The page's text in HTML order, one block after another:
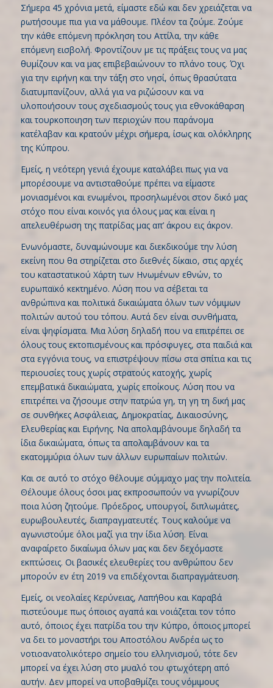
Σήμερα 45 χρόνια μετά, είμαστε εδώ και δεν χρειάζεται να
ρωτήσουμε πια για να μάθουμε. Πλέον τα ζούμε. Ζούμε
την κάθε επόμενη πρόκληση του Αττίλα, την κάθε
επόμενη εισβολή. Φροντίζουν με τις πράξεις τους να μας
θυμίζουν και να μας επιβεβαιώνουν το πλάνο τους. Όχι
για την ειρήνη και την τάξη στο νησί, όπως θρασύτατα
διατυμπανίζουν, αλλά για να ριζώσουν και να
υλοποιήσουν τους σχεδιασμούς τους για εθνοκάθαρση
και τουρκοποιηση των περιοχών που παράνομα
κατέλαβαν και κρατούν μέχρι σήμερα, ίσως και ολόκληρης
της Κύπρου.
Εμείς, η νεότερη γενιά έχουμε καταλάβει πως για να
μπορέσουμε να αντισταθούμε πρέπει να είμαστε
μονιασμένοι και ενωμένοι, προσηλωμένοι στον δικό μας
στόχο που είναι κοινός για όλους μας και είναι η
απελευθέρωση της πατρίδας μας απ’ άκρου εις άκρον.
Ενωνόμαστε, δυναμώνουμε και διεκδικούμε την λύση
εκείνη που θα στηρίζεται στο διεθνές δίκαιο, στις αρχές
του καταστατικού Χάρτη των Ηνωμένων εθνών, το
ευρωπαϊκό κεκτημένο. Λύση που να σέβεται τα
ανθρώπινα και πολιτικά δικαιώματα όλων των νόμιμων
πολιτών αυτού του τόπου. Αυτά δεν είναι συνθήματα,
είναι ψηφίσματα. Μια λύση δηλαδή που να επιτρέπει σε
όλους τους εκτοπισμένους και πρόσφυγες, στα παιδιά και
στα εγγόνια τους, να επιστρέψουν πίσω στα σπίτια και τις
περιουσίες τους χωρίς στρατούς κατοχής, χωρίς
επεμβατικά δικαιώματα, χωρίς εποίκους. Λύση που να
επιτρέπει να ζήσουμε στην πατρώα γη, τη γη τη δική μας
σε συνθήκες Ασφάλειας, Δημοκρατίας, Δικαιοσύνης,
Ελευθερίας και Ειρήνης. Να απολαμβάνουμε δηλαδή τα
ίδια δικαιώματα, όπως τα απολαμβάνουν και τα
εκατομμύρια όλων των άλλων ευρωπαίων πολιτών.
Και σε αυτό το στόχο θέλουμε σύμμαχο μας την πολιτεία.
Θέλουμε όλους όσοι μας εκπροσωπούν να γνωρίζουν
ποια λύση ζητούμε. Πρόεδρος, υπουργοί, διπλωμάτες,
ευρωβουλευτές, διαπραγματευτές. Τους καλούμε να
αγωνιστούμε όλοι μαζί για την ίδια λύση. Είναι
αναφαίρετο δικαίωμα όλων μας και δεν δεχόμαστε
εκπτώσεις. Οι βασικές ελευθερίες του ανθρώπου δεν
μπορούν εν έτη 2019 να επιδέχονται διαπραγμάτευση.
Εμείς, οι νεολαίες Κερύνειας, Λαπήθου και Καραβά
πιστεύουμε πως όποιος αγαπά και νοιάζεται τον τόπο
αυτό, όποιος έχει πατρίδα του την Κύπρο, όποιος μπορεί
να δει το μοναστήρι του Αποστόλου Ανδρέα ως το
νοτιοανατολικότερο σημείο του ελληνισμού, τότε δεν
μπορεί να έχει λύση στο μυαλό του φτωχότερη από
αυτήν. Δεν μπορεί να υποβαθμίζει τους νόμιμους